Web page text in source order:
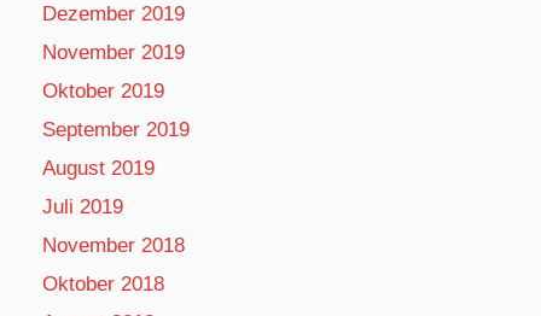
Dezember 2019
November 2019
Oktober 2019
September 2019
August 2019
Juli 2019
November 2018
Oktober 2018